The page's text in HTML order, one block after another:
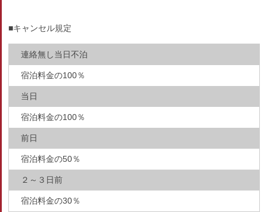
■キャンセル規定
連絡無し当日不泊
宿泊料金の100％
当日
宿泊料金の100％
前日
宿泊料金の50％
２～３日前
宿泊料金の30％